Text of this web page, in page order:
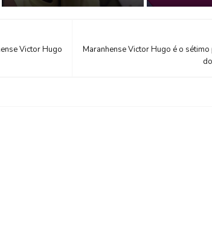
Maranhense Victor Hugo é o
Victor Hugo